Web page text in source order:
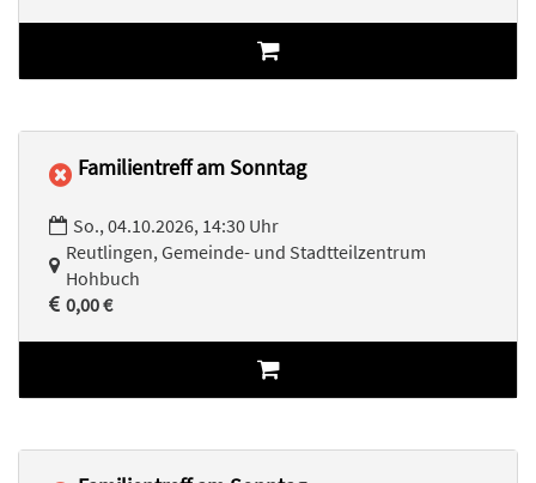
Familientreff am Sonntag
So., 04.10.2026, 14:30 Uhr
Reutlingen, Gemeinde- und Stadtteilzentrum
Hohbuch
0,00 €